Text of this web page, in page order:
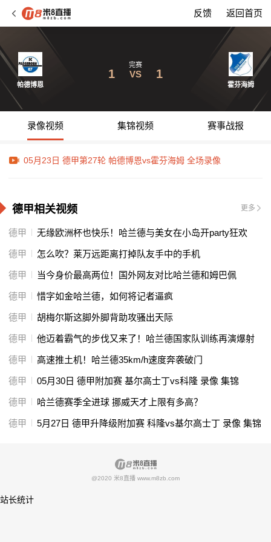
反馈 返回首页
帕德博恩 霍芬海姆
完赛
1 VS 1
录像视频 集锦视频 赛事战报
05月23日 德甲第27轮 帕德博恩vs霍芬海姆 全场录像
德甲相关视频 更多
德甲 无缘欧洲杯也快乐！哈兰德与美女在小岛开party狂欢
德甲 怎么吹？莱万远距离打掉队友手中的手机
德甲 当今身价最高两位！国外网友对比哈兰德和姆巴佩
德甲 惜字如金哈兰德，如何将记者逼疯
德甲 胡梅尔斯这脚外脚背助攻骚出天际
德甲 他迈着霸气的步伐又来了！哈兰德国家队训练再演爆射
德甲 高速推土机！哈兰德35km/h速度奔袭破门
德甲 05月30日 德甲附加赛 基尔高士丁vs科隆 录像 集锦
德甲 哈兰德赛季全进球 挪威天才上限有多高？
德甲 5月27日 德甲升降级附加赛 科隆vs基尔高士丁 录像 集锦
@2020 米8直播 www.m8zb.com
站长统计